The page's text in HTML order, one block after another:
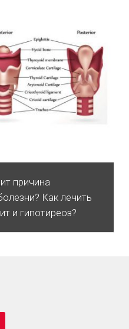
причина
Как лечить
и гипотиреоз?